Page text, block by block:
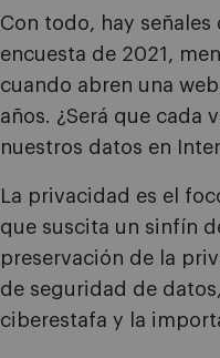
Con todo, hay
encuesta de 2021,
cuando abren una
años. ¿Será que cada
nuestros datos en
La privacidad es el
que suscita un sinfín
preservación de la
de seguridad de
ciberestafa y la